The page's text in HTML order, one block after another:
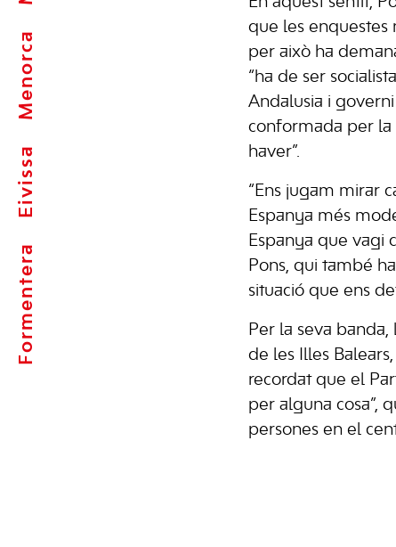
Formentera
Eivissa
Menorca
que les enquestes
per això ha
“ha de ser
Andalusia i governi
conformada per
haver”.
“Ens jugam mirar
Espanya més
Espanya que vagi
Pons, qui també
situació que ens
Per la seva
de les Illes
recordat que el
per alguna cosa”,
persones en el